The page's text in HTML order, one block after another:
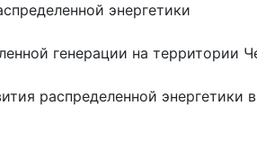
энергетики
генерации на территории
распределенной энергетики